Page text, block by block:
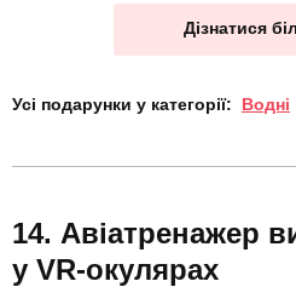
Дізнатися
Усі подарунки у категорії: Водні
Авіатренажер
у VR-окулярах